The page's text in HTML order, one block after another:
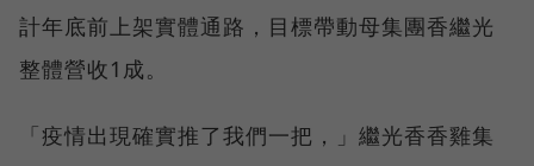
計年底前上架實體通路，目標帶動母集團香繼光
整體營收1成。
「疫情出現確實推了我們一把，」繼光香香雞集